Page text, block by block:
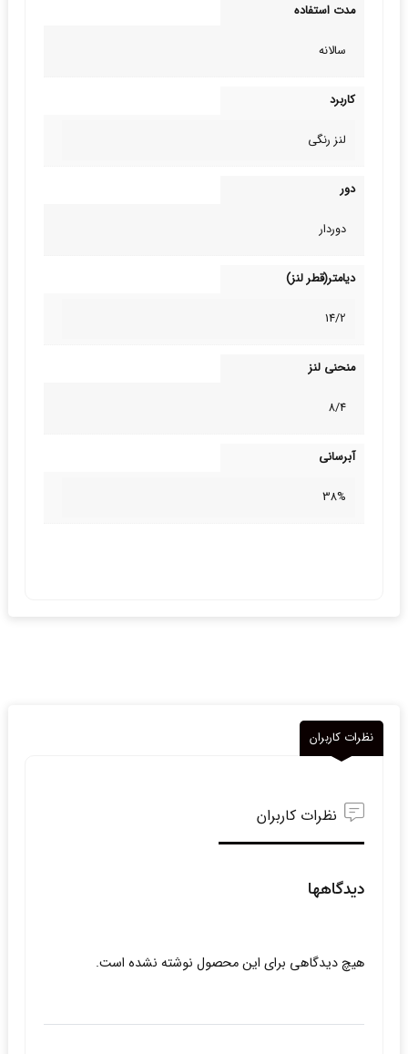
مدت استفاده
سالانه
کاربرد
لنز رنگی
دور
دوردار
دیامتر(قطر لنز)
14/2
منحنی لنز
8/4
آبرسانی
38%
نظرات کاربران
نظرات کاربران
دیدگاهها
هیچ دیدگاهی برای این محصول نوشته نشده است.